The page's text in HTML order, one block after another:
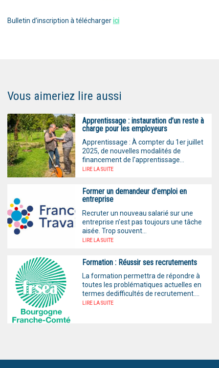
Bulletin d’inscription à téléchargerici
Vous aimeriez lire aussi
Apprentissage : instauration d’un reste à
charge pour les employeurs
Apprentissage : À compter du 1er juillet
2025, de nouvelles modalités de
financement de l'apprentissage...
LIRE LA SUITE
Former un demandeur d’emploi en
entreprise
Recruter un nouveau salarié sur une
entreprise n’est pas toujours une tâche
aisée. Trop souvent...
LIRE LA SUITE
Formation : Réussir ses recrutements
La formation permettra de répondre à
toutes les problématiques actuelles en
termes dedifficultés de recrutement....
LIRE LA SUITE